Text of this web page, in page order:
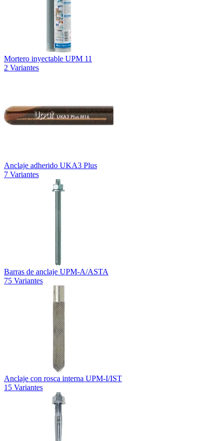
Mortero inyectable UPM 11
2 Variantes
Anclaje adherido UKA3 Plus
7 Variantes
Barras de anclaje UPM-A/ASTA
75 Variantes
Anclaje con rosca interna UPM-I/IST
15 Variantes